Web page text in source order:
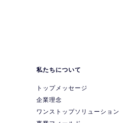
私たちについて
トップメッセージ
企業理念
ワンストップソリューション